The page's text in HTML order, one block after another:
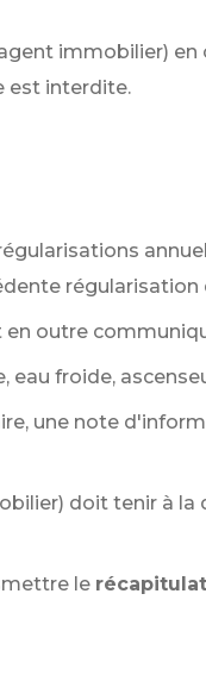
immobilier)
est interdite.
régularisation
outre
froide,
une note
doit tenir à
le